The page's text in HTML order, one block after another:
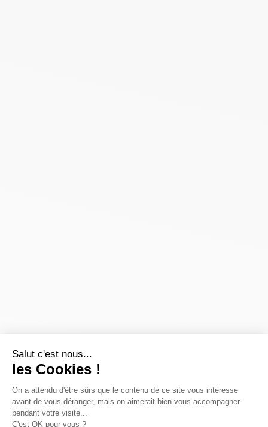
Salut c'est nous...
les Cookies !
On a attendu d'être sûrs que le contenu de ce site vous intéresse
avant de vous déranger, mais on aimerait bien vous accompagner
pendant votre visite...
C'est OK pour vous ?